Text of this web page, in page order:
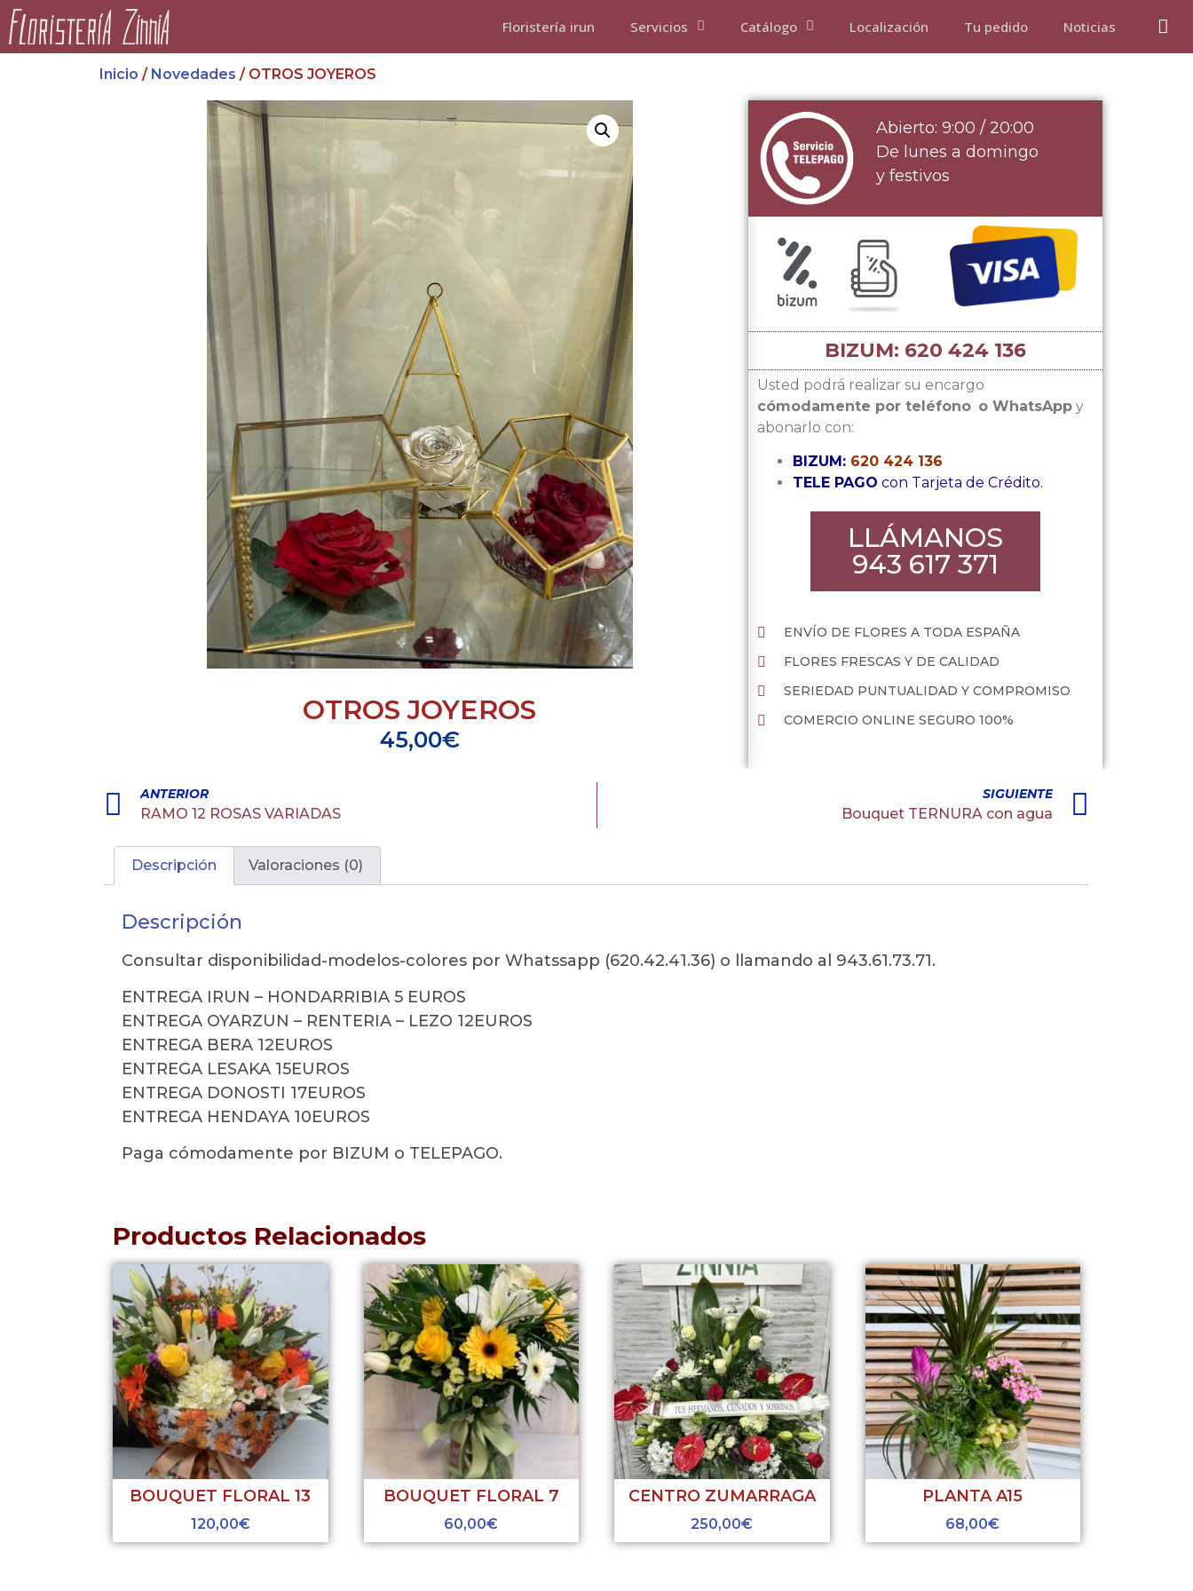
Floristería irun Servicios Catálogo Localización Tu pedido Noticias
Inicio / Novedades / OTROS JOYEROS
OTROS JOYEROS
45,00€
Abierto: 9:00 / 20:00
De lunes a domingo
y festivos
BIZUM: 620 424 136
Usted podrá realizar su encargo
cómodamente por teléfono o WhatsApp y
abonarlo con:
BIZUM: 620 424 136
TELE PAGO con Tarjeta de Crédito.
LLÁMANOS
943 617 371
ENVÍO DE FLORES A TODA ESPAÑA
FLORES FRESCAS Y DE CALIDAD
SERIEDAD PUNTUALIDAD Y COMPROMISO
COMERCIO ONLINE SEGURO 100%
ANTERIOR
RAMO 12 ROSAS VARIADAS
SIGUIENTE
Bouquet TERNURA con agua
Descripción Valoraciones (0)
Descripción
Consultar disponibilidad-modelos-colores por Whatssapp (620.42.41.36) o llamando al 943.61.73.71.
ENTREGA IRUN – HONDARRIBIA 5 EUROS
ENTREGA OYARZUN – RENTERIA – LEZO 12EUROS
ENTREGA BERA 12EUROS
ENTREGA LESAKA 15EUROS
ENTREGA DONOSTI 17EUROS
ENTREGA HENDAYA 10EUROS
Paga cómodamente por BIZUM o TELEPAGO.
Productos Relacionados
BOUQUET FLORAL 13
120,00€
BOUQUET FLORAL 7
60,00€
CENTRO ZUMARRAGA
250,00€
PLANTA A15
68,00€